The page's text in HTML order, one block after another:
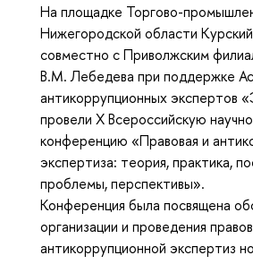
На площадке Торгово-
Нижегородской области
совместно с Приволжским
В.М. Лебедева при поддержке
антикоррупционных экспертов
провели Х Всероссийскую
конференцию «Правовая и
экспертиза: теория, практика,
проблемы, перспективы».
Конференция была посвящена
организации и проведения
антикоррупционной экспертиз